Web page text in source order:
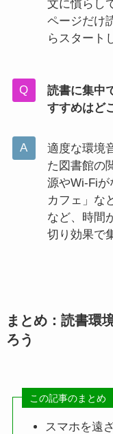
文に慣らし
ページだけ
らスタート
読書に集中
すすめはど
適度な環境
た図書館の
源やWi-Fiが
カフェ」な
など、時間
切り効果で
まとめ：読書環
ろう
この記事のまとめ
スマホを遠